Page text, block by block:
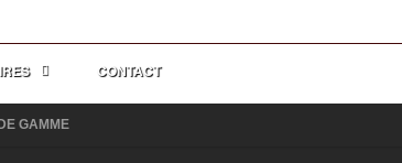
CONTACT
GAMME